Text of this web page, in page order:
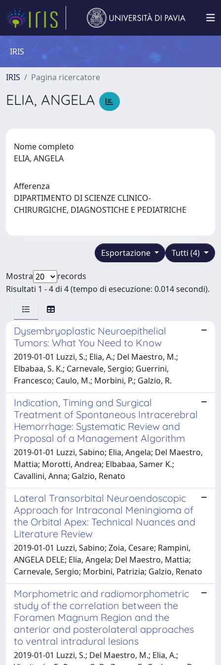
IRIS
IRIS Pagina ricercatore
ELIA, ANGELA
Nome completo
ELIA, ANGELA
Afferenza
DIPARTIMENTO DI SCIENZE CLINICO-
CHIRURGICHE, DIAGNOSTICHE E PEDIATRICHE
Tutti (4)
Esportazione
Mostra
records
Risultati 1 - 4 di 4 (tempo di esecuzione: 0.014 secondi).
Dysembryoplastic Neuroepithelial
Tumors: What You Need to Know
2019-01-01 Luzzi, S.; Elia, A.; Del Maestro, M.;
Elbabaa, S. K.; Carnevale, Sergio; Guerrini,
Francesco; Caulo, M.; Morbini, P.; Galzio, R.
Indication, Timing and Surgical
Treatment of Spontaneous Intracerebral
Hemorrhage: Systematic Review and
Proposal of a Management Algorithm
2019-01-01 Luzzi, Sabino; Elia, Angela; Del Maestro,
Mattia; Morotti, Andrea; Elbabaa, Samer K.;
Cavallini, Anna; Galzio, Renato
Lateral Transorbital Neuroendoscopic
Approach for Intraconal Meningioma of
the Orbital Apex: Technical Nuances and
Literature Review
2019-01-01 Luzzi, Sabino; Zoia, Cesare; Rampini,
ANGELA DELE; Elia, Angela; Del Maestro, Mattia;
Carnevale, Sergio; Morbini, Patrizia; Galzio, Renato
Morphometric and radiomorphometric
study of the correlation between the
Foramen Magnum Region and the
anterior and posterolateral approaches
to ventral intradural lesions
2019-01-01 Luzzi, S.; Del Maestro, M.; Elia, A.;